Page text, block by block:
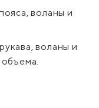
воланы и
рукава, воланы и